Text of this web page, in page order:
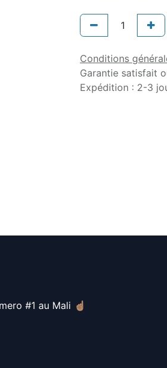
Conditions
Garantie satisfait
Expédition : 2-3
#1 au Mali ☝🏽